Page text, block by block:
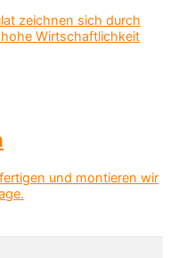
zeichnen sich durch
Wirtschaftlichkeit
und montieren wir